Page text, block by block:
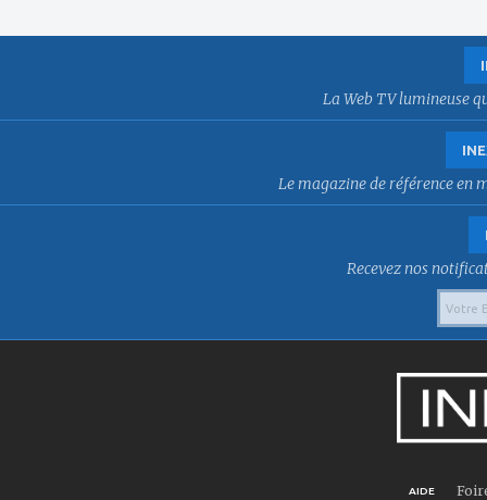
La Web TV lumineuse
Le magazine de référence en
Recevez nos
AIDE